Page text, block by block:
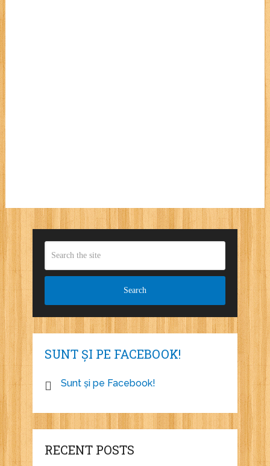
SUNT ȘI PE FACEBOOK!
Sunt și pe Facebook!
RECENT POSTS